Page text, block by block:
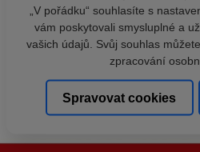
„V pořádku“ souhlasíte s
vám poskytovali smysluplné a
vašich údajů. Svůj souhlas
zpracování
Spravovat cookies